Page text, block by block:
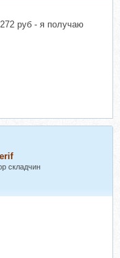
руб - я получаю
складчин